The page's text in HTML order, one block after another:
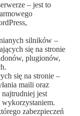
– jest to
silników –
się na stronie
plugionów,
się na stronie –
maili oraz
jest
wykorzystaniem.
zabezpieczeń